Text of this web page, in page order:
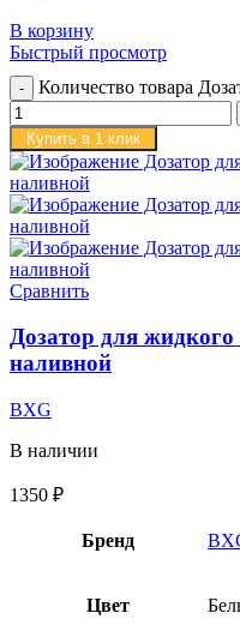
В корзину
Быстрый просмотр
Количество товара
Купить в 1 клик
Сравнить
Дозатор для
наливной
BXG
В наличии
1350 ₽
Бренд
Цвет